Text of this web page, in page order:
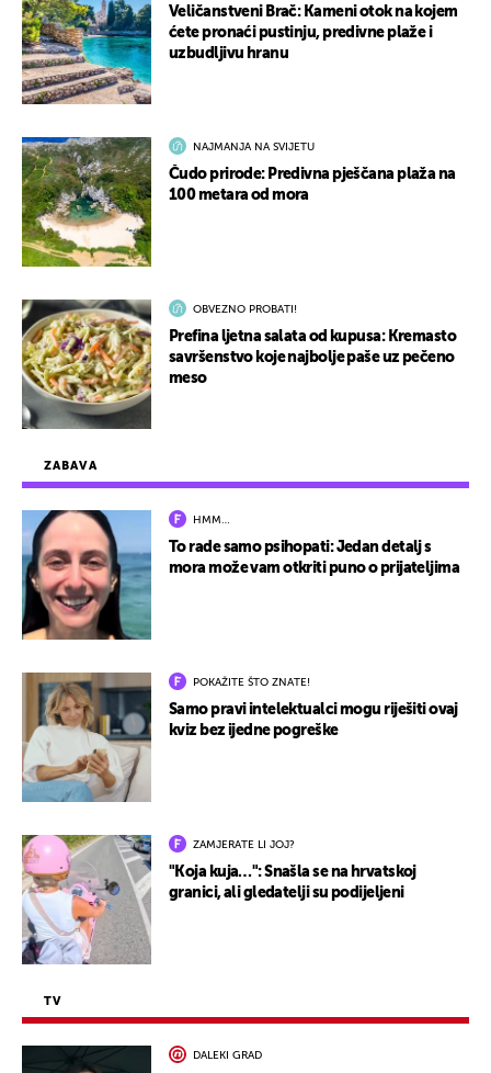
ZABAVA
HMM…
To rade samo psihopati: Jedan detalj s
mora može vam otkriti puno o prijateljima
POKAŽITE ŠTO ZNATE!
Samo pravi intelektualci mogu riješiti ovaj
kviz bez ijedne pogreške
ZAMJERATE LI JOJ?
"Koja kuja…": Snašla se na hrvatskoj
granici, ali gledatelji su podijeljeni
TV
DALEKI GRAD
Veličanstveni Brač: Kameni otok na kojem
ćete pronaći pustinju, predivne plaže i
uzbudljivu hranu
NAJMANJA NA SVIJETU
Čudo prirode: Predivna pješčana plaža na
100 metara od mora
OBVEZNO PROBATI!
Prefina ljetna salata od kupusa: Kremasto
savršenstvo koje najbolje paše uz pečeno
meso